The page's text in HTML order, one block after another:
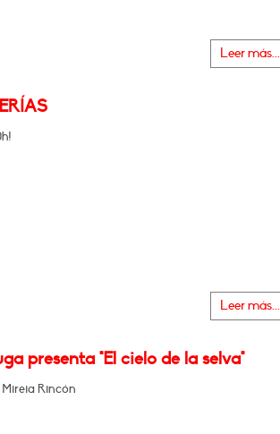
Leer más...
Leer más...
presenta "El cielo de la selva"
Rincón